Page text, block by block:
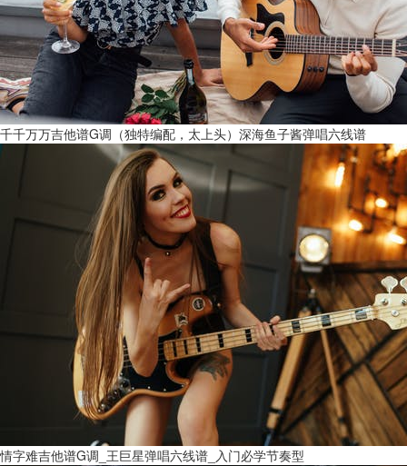
千千万万吉他谱G调（独特编配，太上头）深海鱼子酱弹唱六线谱
情字难吉他谱G调_王巨星弹唱六线谱_入门必学节奏型